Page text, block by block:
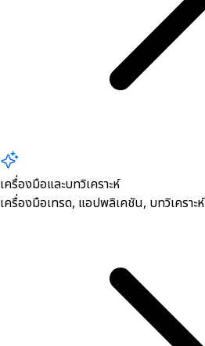
เครื่องมือและบทวิเคราะห์
เครื่องมือเทรด, ​แอปพลิเคชัน, บทวิเคราะห์